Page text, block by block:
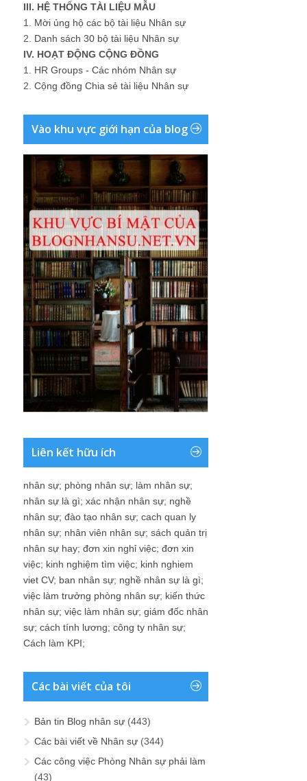
III. HỆ THỐNG TÀI LIỆU MẪU
1. Mời ủng hộ các bộ tài liệu Nhân sự
2. Danh sách 30 bộ tài liệu Nhân sự
IV. HOẠT ĐỘNG CỘNG ĐỒNG
1. HR Groups - Các nhóm Nhân sự
2. Cộng đồng Chia sẻ tài liệu Nhân sự
Vào khu vực giới hạn của blog
Liên kết hữu ích
nhân sự; phòng nhân sự; làm nhân sự;
nhân sự là gì; xác nhận nhân sự; nghề
nhân sự; đào tạo nhân sự; cach quan ly
nhân sự; nhân viên nhân sự; sách quản trị
nhân sự hay; đơn xin nghỉ việc; đơn xin
việc; kinh nghiệm tìm việc; kinh nghiem
viet CV; ban nhân sự; nghề nhân sự là gì;
việc làm trưởng phòng nhân sự; kiến thức
nhân sự; việc làm nhân sự; giám đốc nhân
sự; cách tính lương; công ty nhân sự;
Cách làm KPI;
Các bài viết của tôi
Bản tin Blog nhân sự (443)
Các bài viết về Nhân sự (344)
Các công việc Phòng Nhân sự phải làm
(43)